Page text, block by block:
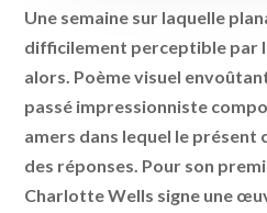
Une semaine sur laquelle
difficilement perceptible par
alors. Poème visuel
passé impressionniste
amers dans lequel le présent
des réponses. Pour son
Charlotte Wells signe une